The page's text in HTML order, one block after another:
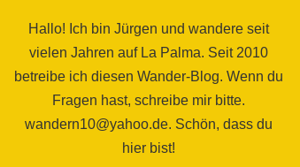
Hallo! Ich bin Jürgen und wandere seit
vielen Jahren auf La Palma. Seit 2010
betreibe ich diesen Wander-Blog. Wenn du
Fragen hast, schreibe mir bitte.
wandern10@yahoo.de. Schön, dass du
hier bist!